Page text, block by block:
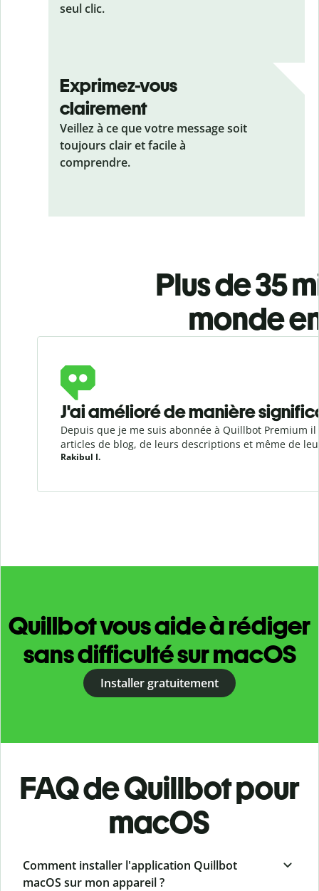
seul clic.
Exprimez-vous
clairement
Veillez à ce que votre message soit
toujours clair et facile à
comprendre.
Plus de 35
monde
Slide 1 of 6
J'ai amélioré de manière
Depuis que je me suis abonnée à Quillbot Premium
articles de blog, de leurs descriptions et même de
Rakibul I.
Quillbot vous aide à rédiger
sans difficulté sur macOS
Installer gratuitement
FAQ de Quillbot pour
macOS
Comment installer l'application Quillbot
macOS sur mon appareil ?